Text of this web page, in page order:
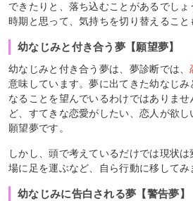
できたりと、落ち込むことがあるでし
時期と思って、気持ちを切り替えること
幼なじみと付き合う夢【願望夢】
幼なじみと付き合う夢は、夢診断では、
意味しています。夢に出てきた幼なじ
なることを望んでいるわけではありま
ど、すてきな恋愛がしたい、恋人が欲
願望夢です。
しかし、頭で考えているだけでは現状
場に足を運ぶなど、自ら行動に移してみ
幼なじみに告白される夢【警告夢】